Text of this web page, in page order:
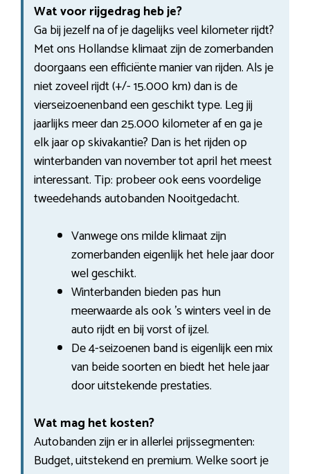
Wat voor rijgedrag heb je?
Ga bij jezelf na of je dagelijks veel kilometer rijdt?
Met ons Hollandse klimaat zijn de zomerbanden
doorgaans een efficiënte manier van rijden. Als je
niet zoveel rijdt (+/- 15.000 km) dan is de
vierseizoenenband een geschikt type. Leg jij
jaarlijks meer dan 25.000 kilometer af en ga je
elk jaar op skivakantie? Dan is het rijden op
winterbanden van november tot april het meest
interessant. Tip: probeer ook eens voordelige
tweedehands autobanden Nooitgedacht.
Vanwege ons milde klimaat zijn
zomerbanden eigenlijk het hele jaar door
wel geschikt.
Winterbanden bieden pas hun
meerwaarde als ook ’s winters veel in de
auto rijdt en bij vorst of ijzel.
De 4-seizoenen band is eigenlijk een mix
van beide soorten en biedt het hele jaar
door uitstekende prestaties.
Wat mag het kosten?
Autobanden zijn er in allerlei prijssegmenten:
Budget, uitstekend en premium. Welke soort je